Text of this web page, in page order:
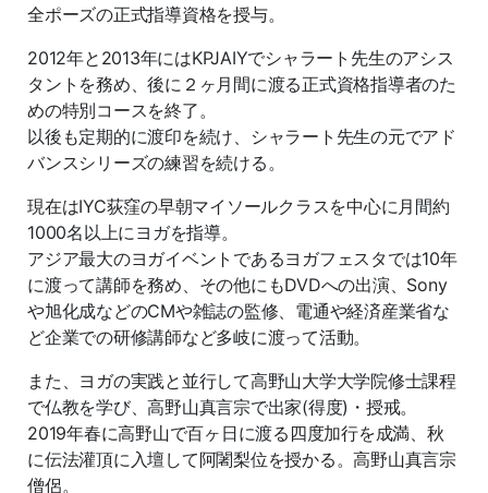
全ポーズの正式指導資格を授与。
2012年と2013年にはKPJAIYでシャラート先生のアシス
タントを務め、後に２ヶ月間に渡る正式資格指導者のた
めの特別コースを終了。
以後も定期的に渡印を続け、シャラート先生の元でアド
バンスシリーズの練習を続ける。
現在はIYC荻窪の早朝マイソールクラスを中心に月間約
1000名以上にヨガを指導。
アジア最大のヨガイベントであるヨガフェスタでは10年
に渡って講師を務め、その他にもDVDへの出演、Sony
や旭化成などのCMや雑誌の監修、電通や経済産業省な
ど企業での研修講師など多岐に渡って活動。
また、ヨガの実践と並行して高野山大学大学院修士課程
で仏教を学び、高野山真言宗で出家(得度)・授戒。
2019年春に高野山で百ヶ日に渡る四度加行を成満、秋
に伝法灌頂に入壇して阿闍梨位を授かる。高野山真言宗
僧侶。